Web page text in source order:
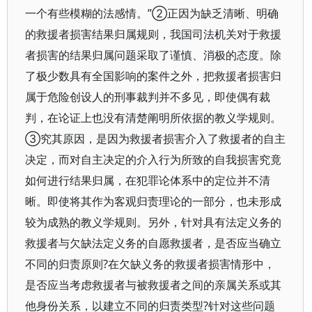
一个有些模糊的法感情。”②正因为缺乏清晰、明确
的救援者损害结果归属规则，我国司法机关对于救援
者损害的结果归属问题采取了谨慎、消极的态度。除
了极少数具有全国影响的案件之外，把救援者损害归
属于危险创设人的刑事裁判并不多见，即使偶有裁
判，在论证上也没有清楚阐明所依据的教义学规则。
③究其原因，是因为救援者损害介入了救援者的自主
决定，而对自主决定的介入行为所致的自我损害究竟
如何进行结果归属，在犯罪论体系中的定位并不清
晰。即使将其作为客观归责理论的一部分，也未形成
较为成熟的教义学规则。另外，针对具有法定义务的
救援者与欠缺法定义务的自愿救援者，是否应当确立
不同的归责原则?在欠缺义务的救援者损害情形中，
是否应当考虑救援者与被救援者之间的亲属关系或其
他身份关系，以建立不同的归责类型?针对这些问题